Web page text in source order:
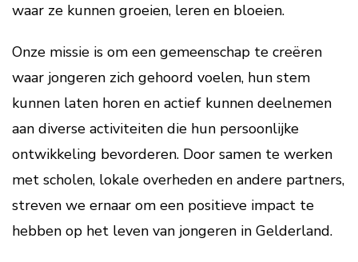
waar ze kunnen groeien, leren en bloeien.
Onze missie is om een gemeenschap te creëren
waar jongeren zich gehoord voelen, hun stem
kunnen laten horen en actief kunnen deelnemen
aan diverse activiteiten die hun persoonlijke
ontwikkeling bevorderen. Door samen te werken
met scholen, lokale overheden en andere partners,
streven we ernaar om een positieve impact te
hebben op het leven van jongeren in Gelderland.